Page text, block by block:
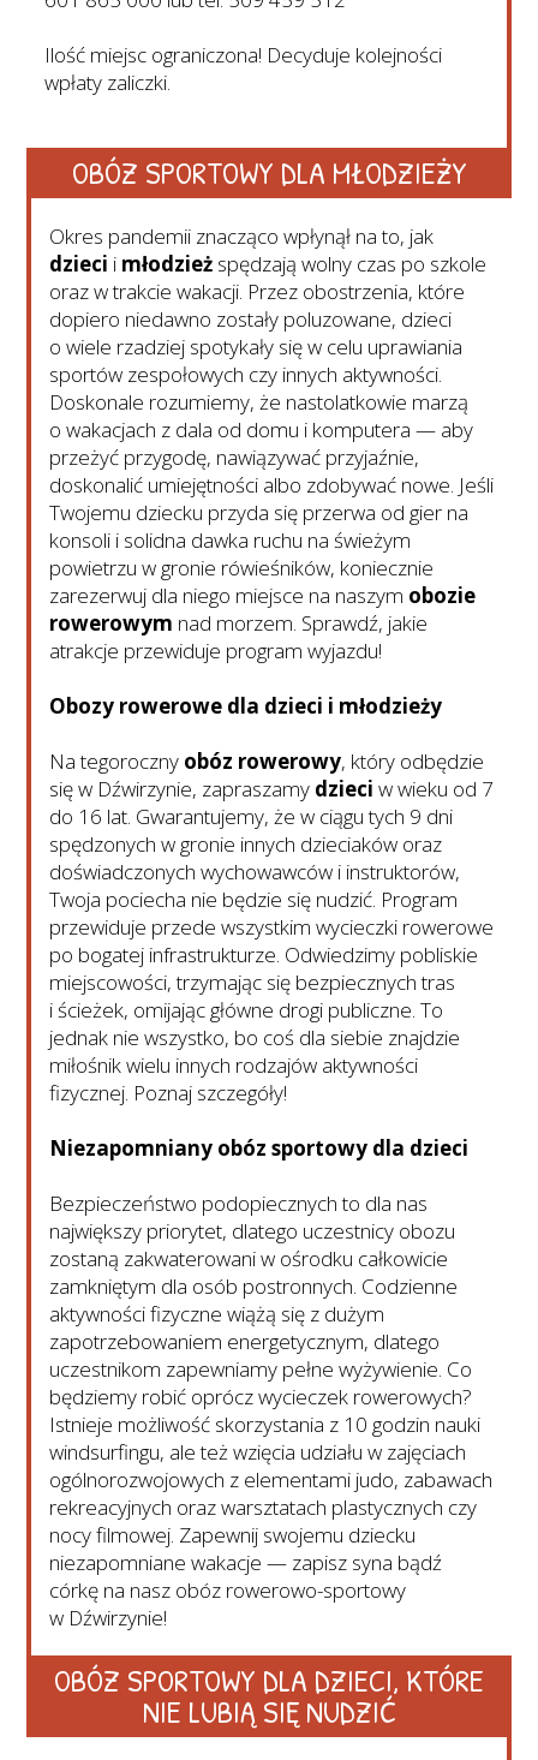
Ilość miejsc ograniczona! Decyduje kolejności
wpłaty zaliczki.
OBÓZ SPORTOWY DLA MŁODZIEŻY
Okres pandemii znacząco wpłynął na to, jak
dzieci i młodzież spędzają wolny czas po szkole
oraz w trakcie wakacji. Przez obostrzenia, które
dopiero niedawno zostały poluzowane, dzieci
o wiele rzadziej spotykały się w celu uprawiania
sportów zespołowych czy innych aktywności.
Doskonale rozumiemy, że nastolatkowie marzą
o wakacjach z dala od domu i komputera — aby
przeżyć przygodę, nawiązywać przyjaźnie,
doskonalić umiejętności albo zdobywać nowe. Jeśli
Twojemu dziecku przyda się przerwa od gier na
konsoli i solidna dawka ruchu na świeżym
powietrzu w gronie rówieśników, koniecznie
zarezerwuj dla niego miejsce na naszym obozie
rowerowym nad morzem. Sprawdź, jakie
atrakcje przewiduje program wyjazdu!
Obozy rowerowe dla dzieci i młodzieży
Na tegoroczny obóz rowerowy, który odbędzie
się w Dźwirzynie, zapraszamy dzieci w wieku od 7
do 16 lat. Gwarantujemy, że w ciągu tych 9 dni
spędzonych w gronie innych dzieciaków oraz
doświadczonych wychowawców i instruktorów,
Twoja pociecha nie będzie się nudzić. Program
przewiduje przede wszystkim wycieczki rowerowe
po bogatej infrastrukturze. Odwiedzimy pobliskie
miejscowości, trzymając się bezpiecznych tras
i ścieżek, omijając główne drogi publiczne. To
jednak nie wszystko, bo coś dla siebie znajdzie
miłośnik wielu innych rodzajów aktywności
fizycznej. Poznaj szczegóły!
Niezapomniany obóz sportowy dla dzieci
Bezpieczeństwo podopiecznych to dla nas
największy priorytet, dlatego uczestnicy obozu
zostaną zakwaterowani w ośrodku całkowicie
zamkniętym dla osób postronnych. Codzienne
aktywności fizyczne wiążą się z dużym
zapotrzebowaniem energetycznym, dlatego
uczestnikom zapewniamy pełne wyżywienie. Co
będziemy robić oprócz wycieczek rowerowych?
Istnieje możliwość skorzystania z 10 godzin nauki
windsurfingu, ale też wzięcia udziału w zajęciach
ogólnorozwojowych z elementami judo, zabawach
rekreacyjnych oraz warsztatach plastycznych czy
nocy filmowej. Zapewnij swojemu dziecku
niezapomniane wakacje — zapisz syna bądź
córkę na nasz obóz rowerowo-sportowy
w Dźwirzynie!
OBÓZ SPORTOWY DLA DZIECI, KTÓRE
NIE LUBIĄ SIĘ NUDZIĆ